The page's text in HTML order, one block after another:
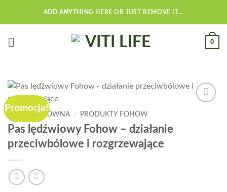
ADD ANYTHING HERE OR JUST REMOVE IT...
0
Promocja!
STRONA GŁÓWNA / PRODUKTY FOHOW
Pas lędźwiowy Fohow – działanie
przeciwbólowe i rozgrzewające